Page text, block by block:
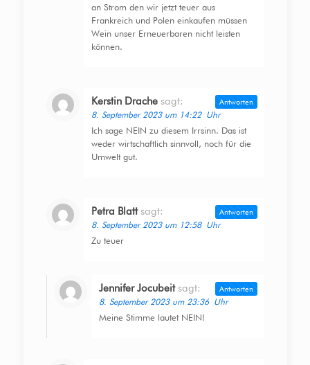
an Strom den wir jetzt teuer aus
Frankreich und Polen einkaufen müssen
Wein unser Erneuerbaren nicht leisten
können.
Kerstin Drache sagt:
8. September 2023 um 14:22 Uhr
Ich sage NEIN zu diesem Irrsinn. Das ist
weder wirtschaftlich sinnvoll, noch für die
Umwelt gut.
Antworten
Petra Blatt sagt:
8. September 2023 um 12:58 Uhr
Zu teuer
Antworten
Jennifer Jocubeit sagt:
8. September 2023 um 23:36 Uhr
Meine Stimme lautet NEIN!
Antworten